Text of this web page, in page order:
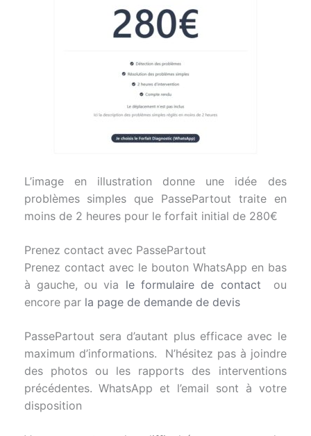
L’image en illustration donne une idée des
problèmes simples que PassePartout traite en
moins de 2 heures pour le forfait initial de 280€
Prenez contact avec PassePartout
Prenez contact avec le bouton WhatsApp en bas
à gauche, ou via le formulaire de contact ou
encore par la page de demande de devis
PassePartout sera d’autant plus efficace avec le
maximum d’informations. N’hésitez pas à joindre
des photos ou les rapports des interventions
précédentes. WhatsApp et l’email sont à votre
disposition